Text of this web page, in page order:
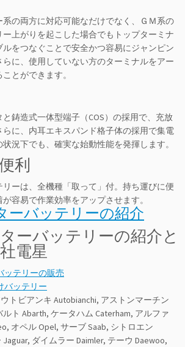
系の両方に対応可能なだけでなく、ＧＭ系の
上がりを起こした場合でもトップターミナ
をつなぐことで安全かつ容易にジャンピン
に、使用していない方のターミナルをアー
とができます。
鋳造式一体型端子（COS）の採用で、充放
に、内耳エキスパンド格子体の採用で集電
況下でも、確実な始動性能を発揮します。
利
ーは、全機種「取って」付。持ち運びに便
容易で作業効率をアップさせます。
ーバッテリーの紹介
ーバッテリーの紹介と
電星
ッテリーの販売
バッテリー
トビアンキ Autobianchi, アストンマーチン
ルト Abarth, ケータハム Caterham, アルファ
オペル Opel, サーブ Saab, シトロエン
ダイムラー Daimler, テーウ Daewoo,